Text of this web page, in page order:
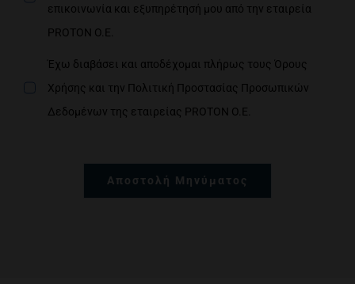
επικοινωνία και εξυπηρέτησή μου από την εταιρεία
PROTON O.E.
Έχω διαβάσει και αποδέχομαι πλήρως τους Όρους
Χρήσης και την Πολιτική Προστασίας Προσωπικών
Δεδομένων της εταιρείας PROTON O.E.
Αποστολή Μηνύματος